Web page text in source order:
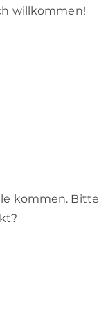
willkommen!
kommen. Bitte